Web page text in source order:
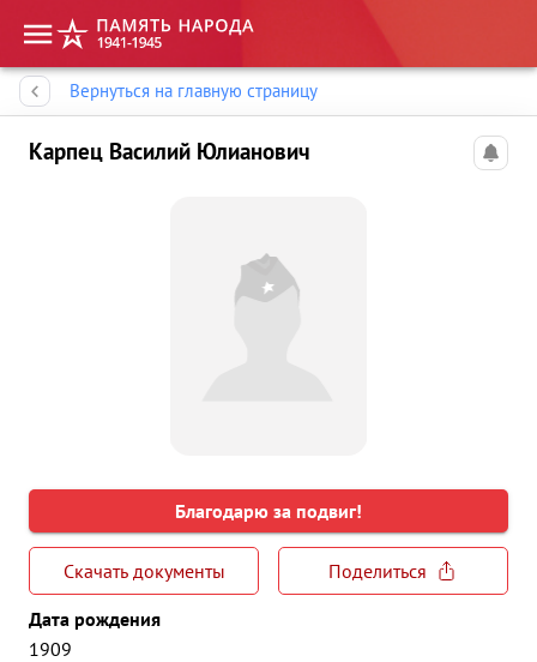
Вернуться на главную страницу
Карпец Василий Юлианович
Благодарю за подвиг!
Скачать документы
Поделиться
Дата рождения
1909
Память народа